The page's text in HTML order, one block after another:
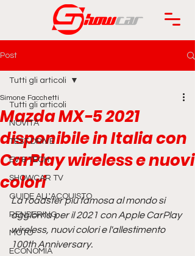
Post
Tutti gli articoli
NOVITÀ
TEST DRIVE
EV & TECH
SHOWCAR TV
GUIDE ALL'ACQUISTO
RENDERING
MOTO
ECONOMIA
Tutti gli articoli
Mazda MX-5 2021
disponibile in Italia con
CarPlay wireless e nuovi
colori
Simone Facchetti
La roadster più famosa al mondo si
aggiorna per il 2021 con Apple CarPlay
wireless, nuovi colori e l'allestimento
100th Anniversary.